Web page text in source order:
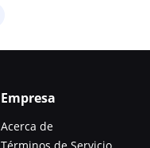
Empresa
Acerca de
Términos de Servicio